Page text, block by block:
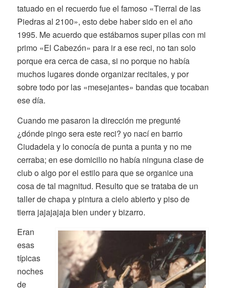
tatuado en el recuerdo fue el famoso «Tierral de las
Piedras al 2100», esto debe haber sido en el año
1995. Me acuerdo que estábamos super pilas con mi
primo «El Cabezón» para ir a ese reci, no tan solo
porque era cerca de casa, si no porque no había
muchos lugares donde organizar recitales, y por
sobre todo por las «mesejantes» bandas que tocaban
ese día.
Cuando me pasaron la dirección me pregunté
¿dónde pingo sera este reci? yo nací en barrio
Ciudadela y lo conocía de punta a punta y no me
cerraba; en ese domicilio no había ninguna clase de
club o algo por el estilo para que se organice una
cosa de tal magnitud. Resulto que se trataba de un
taller de chapa y pintura a cielo abierto y piso de
tierra jajajajaja bien under y bizarro.
Eran
esas
típicas
noches
de